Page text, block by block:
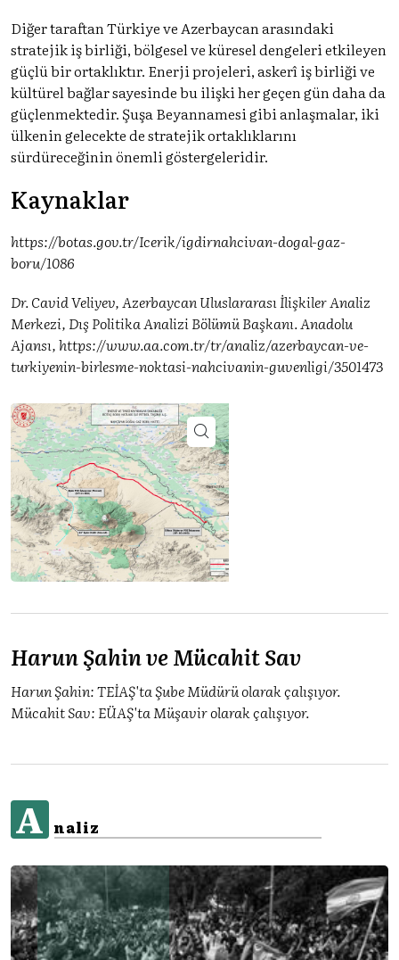
Diğer taraftan Türkiye ve Azerbaycan arasındaki
stratejik iş birliği, bölgesel ve küresel dengeleri etkileyen
güçlü bir ortaklıktır. Enerji projeleri, askerî iş birliği ve
kültürel bağlar sayesinde bu ilişki her geçen gün daha da
güçlenmektedir. Şuşa Beyannamesi gibi anlaşmalar, iki
ülkenin gelecekte de stratejik ortaklıklarını
sürdüreceğinin önemli göstergeleridir.
Kaynaklar
https://botas.gov.tr/Icerik/igdirnahcivan-dogal-gaz-
boru/1086
Dr. Cavid Veliyev, Azerbaycan Uluslararası İlişkiler Analiz
Merkezi, Dış Politika Analizi Bölümü Başkanı. Anadolu
Ajansı, https://www.aa.com.tr/tr/analiz/azerbaycan-ve-
turkiyenin-birlesme-noktasi-nahcivanin-guvenligi/3501473
Harun Şahin ve Mücahit Sav
Harun Şahin: TEİAŞ'ta Şube Müdürü olarak çalışıyor.
Mücahit Sav: EÜAŞ'ta Müşavir olarak çalışıyor.
A naliz